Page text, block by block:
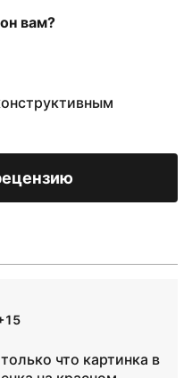
вам?
что картинка в